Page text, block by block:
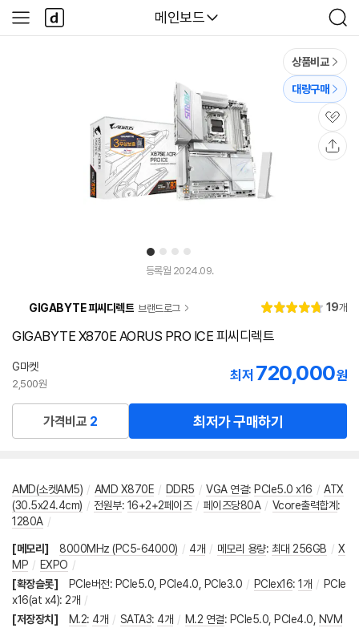
다나와
메인보드
검
색
사
이
다
나
와
1 2 3 4
튜
상품비교
대량구매
관
심
등록월 2024.09.
GIGABYTE 피씨디렉트 브랜드로그
별
4.
리
19개
GIGABYTE X870E AORUS PRO ICE 피씨디렉트
G마켓
2,500원
최저 720,000원
가격비교 2 최저가 구매하기
AMD(소켓AM5) / AMD X870E / DDR5 / VGA 연결: PCIe5.0 x16 / ATX
(30.5x24.4cm) / 전원부: 16+2+2페이즈 / 페이즈당80A / Vcore출력합계 :
1280A /
[메모리] 8000MHz (PC5-64000) / 4개 / 메모리 용량: 최대 256GB / X
MP / EXPO /
[확장슬롯]
PCIe버전: PCIe5.0 PCIe4.0 PCIe3.0 / PCIex16: 1개 / PCIe
x16(at x4): 2개 /
[저장장치]
M.2: 4개 / SATA3: 4개 / M.2 연결: PCIe5.0 PCIe4.0
NVM